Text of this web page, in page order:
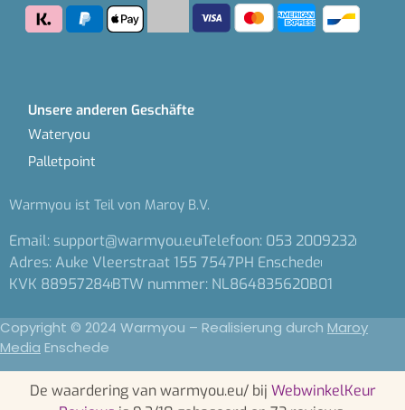
Unsere anderen Geschäfte
Wateryou
Palletpoint
Warmyou ist Teil von Maroy B.V.
Email: support@warmyou.euTelefoon: 053 2009232
Adres: Auke Vleerstraat 155 7547PH Enschede
KVK 88957284BTW nummer: NL864835620B01
Copyright © 2024 Warmyou – Realisierung durch Maroy
Media Enschede
De waardering van warmyou.eu/ bij WebwinkelKeur